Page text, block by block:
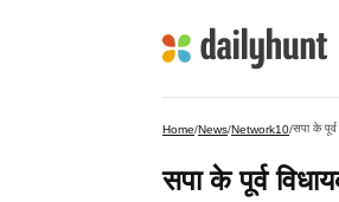
Home/News/Network10/सपा के
सपा के पूर्व